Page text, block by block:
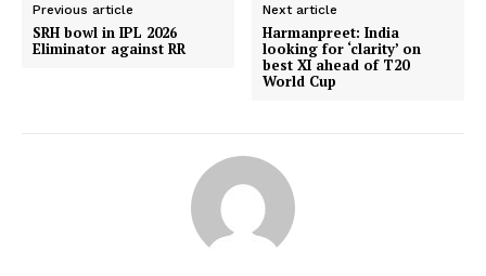
Previous article
SRH bowl in IPL 2026
Eliminator against RR
Next article
Harmanpreet: India
looking for ‘clarity’ on
best XI ahead of T20
World Cup